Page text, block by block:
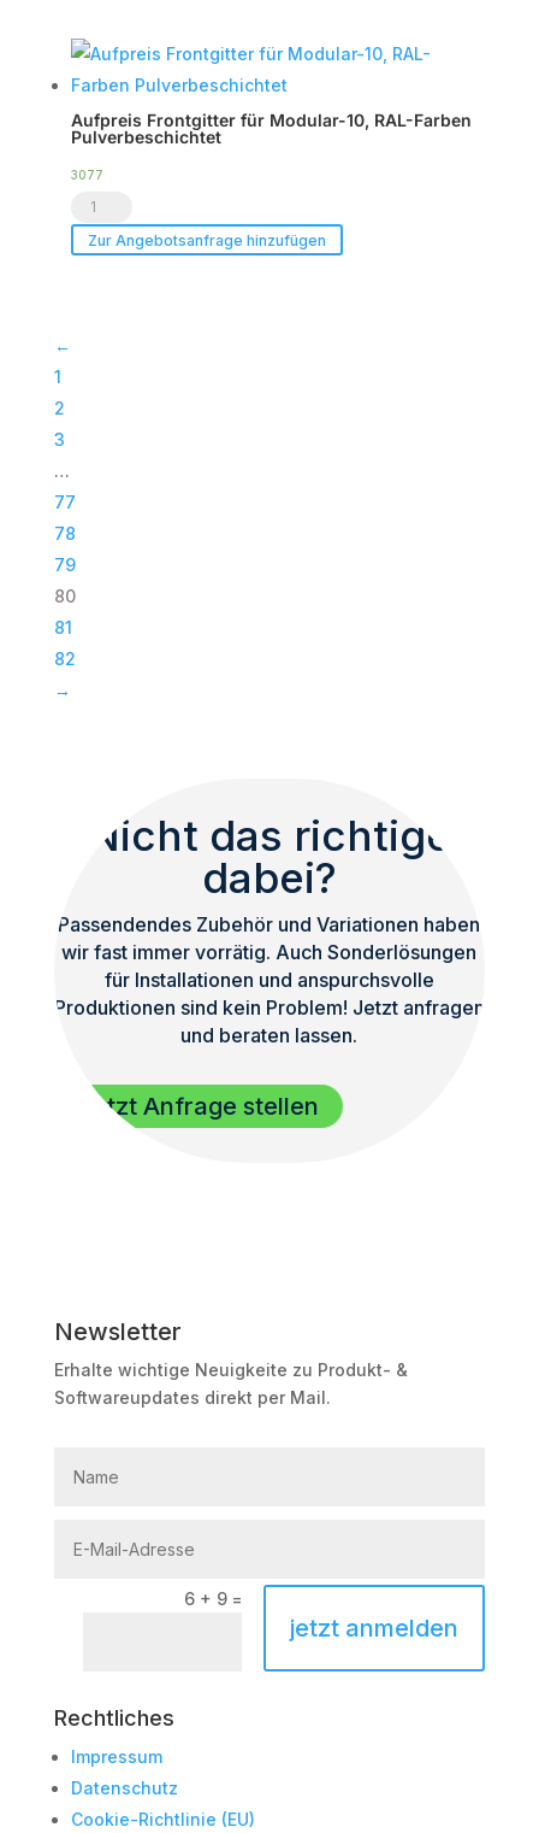
Menge
Modular-
10,
verchromt
Menge
Aufpreis Frontgitter für Modular-10, RAL-Farben
Pulverbeschichtet
3077
Aufpreis
Frontgitter
Zur Angebotsanfrage hinzufügen
←
1
2
3
…
77
78
79
80
81
82
→
Nicht das richtige
dabei?
Passendendes Zubehör und Variationen haben
wir fast immer vorrätig. Auch Sonderlösungen
für Installationen und anspurchsvolle
Produktionen sind kein Problem! Jetzt anfragen
und beraten lassen.
Jetzt Anfrage stellen
Newsletter
Erhalte wichtige Neuigkeite zu Produkt- &
Softwareupdates direkt per Mail.
6 + 9 =
jetzt anmelden
Rechtliches
Impressum
Datenschutz
Cookie-Richtlinie (EU)